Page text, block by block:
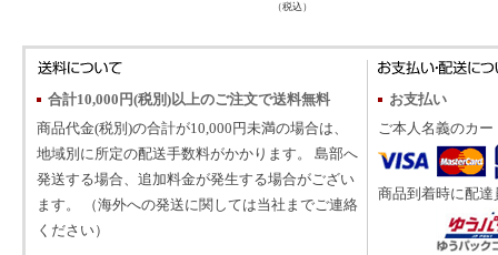
（税込）
合計10,000円(税別)以上のご注文で送料無料
商品代金(税別)の合計が10,000円未満の場合は、
地域別に所定の配送手数料がかかります。 島部へ
発送する場合、追加料金が発生する場合がござい
ます。 （海外への発送に関しては当社までご連絡
ください）
お支払い
ご本人名義のカ
商品到着時に配